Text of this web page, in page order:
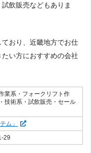
飲販売などもありま
おり、近畿地方でお仕
い方におすすめの会社
業系・フォークリフト作
技術系・試飲販売・セール
ム」
29